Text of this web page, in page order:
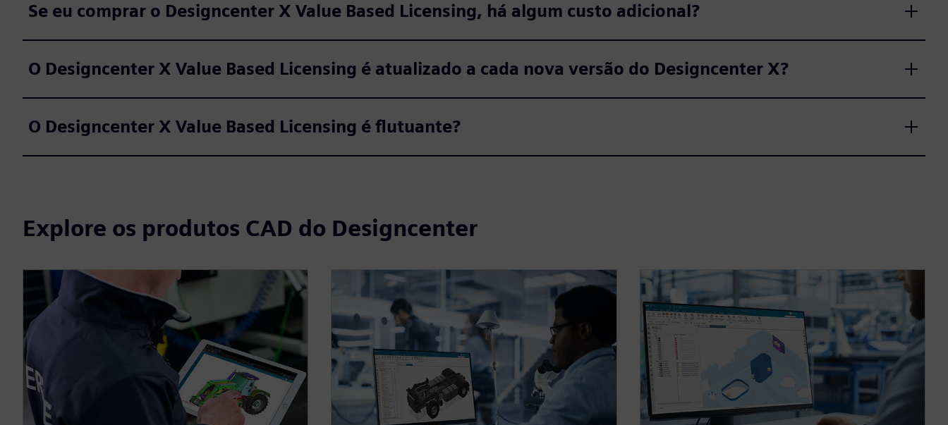
Se eu comprar o Designcenter X Value Based Licensing, há algum custo adicional?
O Designcenter X Value Based Licensing é atualizado a cada nova versão do Designcenter X?
O Designcenter X Value Based Licensing é flutuante?
Explore os produtos CAD do Designcenter